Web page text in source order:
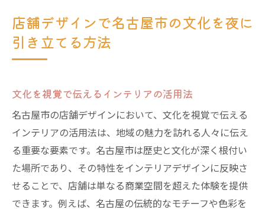
店舗デザインで名古屋市の文化を夜に
引き立てる方法
文化を視覚で伝えるインテリアの活用法
名古屋市の店舗デザインにおいて、文化を視覚で伝える
インテリアの活用法は、地域の魅力を訪れる人々に伝え
る重要な要素です。名古屋市は歴史と文化が深く根付い
た場所であり、その特性をインテリアデザインに反映さ
せることで、店舗は単なる商業空間を超えた体験を提供
できます。例えば、名古屋の伝統的なモチーフや色彩を